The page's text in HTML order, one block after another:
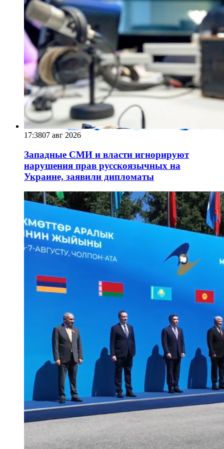
17:3807 авг 2026
Западные СМИ и власти игнорируют
нарушения прав русскоязычных на
Украине, заявили дипломаты